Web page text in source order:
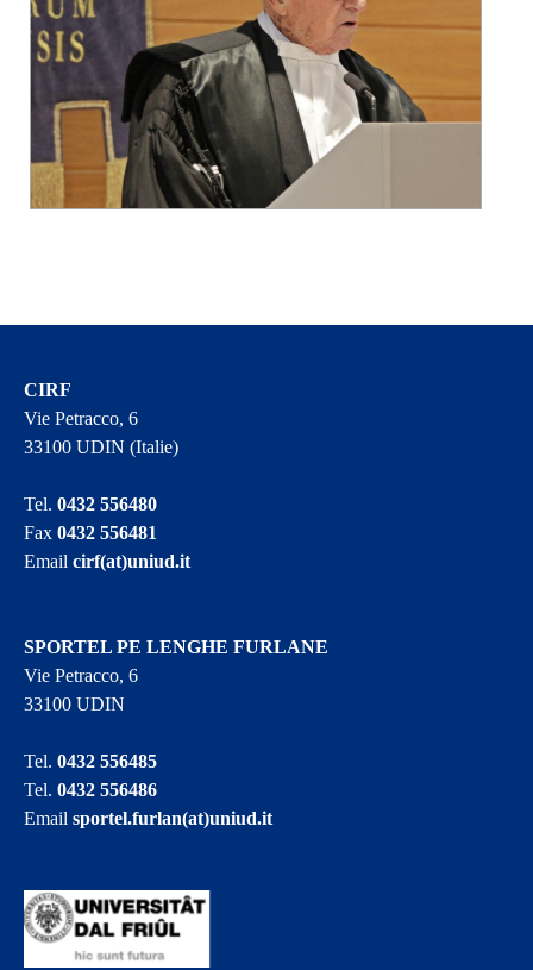
CIRF
Vie Petracco, 6
33100 UDIN (Italie)
Tel.0432 556480
Fax0432 556481
Emailcirf(at)uniud.it
SPORTEL PE LENGHE FURLANE
Vie Petracco, 6
33100 UDIN
Tel.0432 556485
Tel.0432 556486
Emailsportel.furlan(at)uniud.it